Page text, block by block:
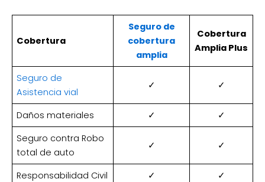
Cobertura
Seguro de
cobertura
amplia
Cobertura
Amplia Plus
Seguro de
Asistencia vial
✓ ✓
Daños materiales ✓
✓
Seguro contra Robo
total de auto
✓ ✓
Responsabilidad Civil ✓
✓